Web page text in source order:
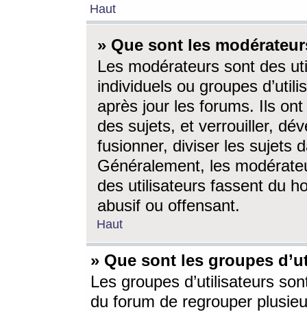
Haut
» Que sont les
Les modérateurs sont des
individuels ou groupes
après jour les forums. Ils ont
des sujets, et verrouiller,
fusionner, diviser les sujets
Généralement, les
des utilisateurs fassent du
abusif ou offensant.
Haut
» Que sont les groupes
Les groupes d’utilisateurs
du forum de regrouper